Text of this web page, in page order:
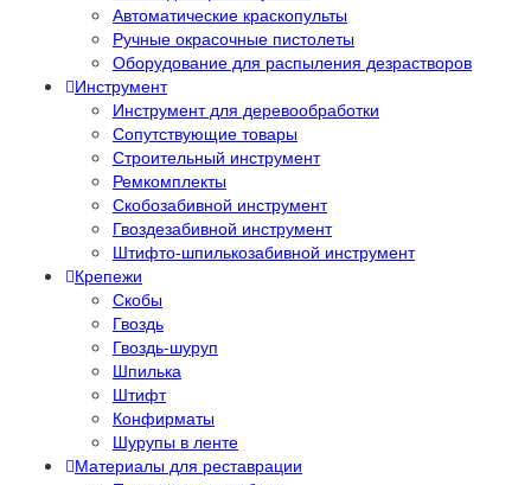
Автоматические краскопульты
Ручные окрасочные пистолеты
Оборудование для распыления дезрастворов
Инструмент
Инструмент для деревообработки
Сопутствующие товары
Строительный инструмент
Ремкомплекты
Скобозабивной инструмент
Гвоздезабивной инструмент
Штифто-шпилькозабивной инструмент
Крепежи
Скобы
Гвоздь
Гвоздь-шуруп
Шпилька
Штифт
Конфирматы
Шурупы в ленте
Материалы для реставрации